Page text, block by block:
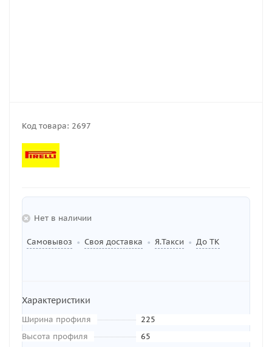
Код товара: 2697
Нет в наличии
Самовывоз • Своя доставка • Я.Такси • До ТК
Характеристики
Ширина профиля
225
Высота профиля
65